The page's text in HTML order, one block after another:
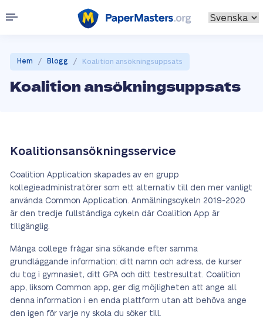
Hem / Blogg / Koalition ansökningsuppsats
Koalition ansökningsuppsats
Koalitionsansökningsservice
Coalition Application skapades av en grupp
kollegieadministratörer som ett alternativ till den mer vanligt
använda Common Application. Anmälningscykeln 2019-2020
är den tredje fullständiga cykeln där Coalition App är
tillgänglig.
Många college frågar sina sökande efter samma
grundläggande information: ditt namn och adress, de kurser
du tog i gymnasiet, ditt GPA och ditt testresultat. Coalition
app, liksom Common app, ger dig möjligheten att ange all
denna information i en enda plattform utan att behöva ange
den igen för varje ny skola du söker till.